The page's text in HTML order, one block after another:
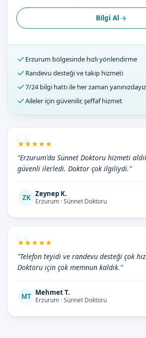
Bilgi Al
Erzurum bölgesinde hızlı yönlendirme
Randevu desteği ve takip hizmeti
7/24 bilgi hattı ile her zaman yanınızdayız
Aileler için güvenilir, şeffaf hizmet
"Erzurum'da Sünnet Doktoru hizmeti
güvenli ilerledi. Doktor çok ilgiliydi."
ZK Zeynep K.
Erzurum · Sünnet Doktoru
"Telefon teyidi ve randevu desteği çok
Doktoru için çok memnun kaldık."
MT Mehmet T.
Erzurum · Sünnet Doktoru